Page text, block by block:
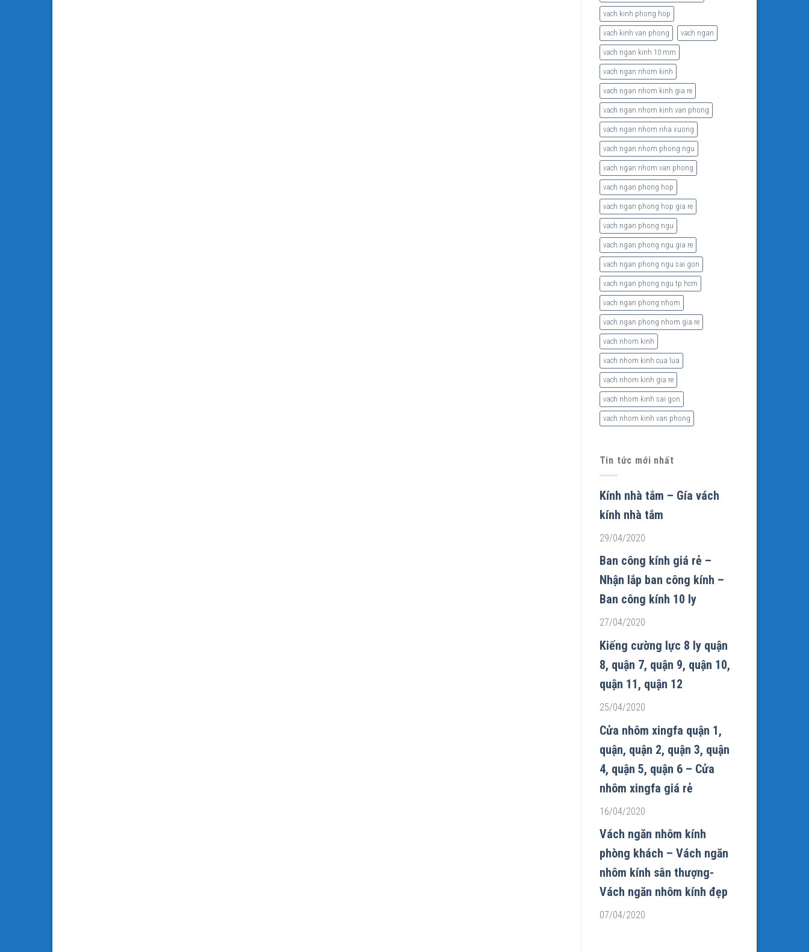
vach kinh phong hop
vach kinh van phong vach ngan
vach ngan kinh 10 mm
vach ngan nhom kinh
vach ngan nhom kinh gia re
vach ngan nhom kinh van phong
vach ngan nhom nha xuong
vach ngan nhom phong ngu
vach ngan nhom van phong
vach ngan phong hop
vach ngan phong hop gia re
vach ngan phong ngu
vach ngan phong ngu gia re
vach ngan phong ngu sai gon
vach ngan phong ngu tp hcm
vach ngan phong nhom
vach ngan phong nhom gia re
vach nhom kinh
vach nhom kinh cua lua
vach nhom kinh gia re
vach nhom kinh sai gon
vach nhom kinh van phong
Tin tức mới nhất
Kính nhà tắm – Gía vách
kính nhà tắm
29/04/2020
Ban công kính giá rẻ –
Nhận lắp ban công kính –
Ban công kính 10 ly
27/04/2020
Kiếng cường lực 8 ly quận
8, quận 7, quận 9, quận 10,
quận 11, quận 12
25/04/2020
Cửa nhôm xingfa quận 1,
quận, quận 2, quận 3, quận
4, quận 5, quận 6 – Cửa
nhôm xingfa giá rẻ
16/04/2020
Vách ngăn nhôm kính
phòng khách – Vách ngăn
nhôm kính sân thượng-
Vách ngăn nhôm kính đẹp
07/04/2020